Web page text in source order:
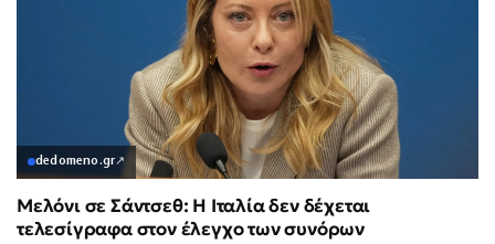
dedomeno.gr↗
Μελόνι σε Σάντσεθ: Η Ιταλία δεν δέχεται
τελεσίγραφα στον έλεγχο των συνόρων